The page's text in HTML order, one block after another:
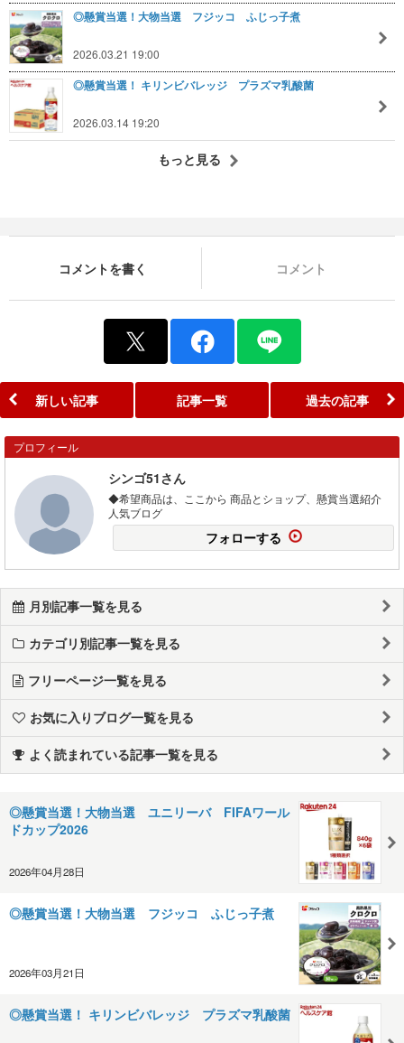
◎懸賞当選！大物当選 フジッコ ふじっ子煮
2026.03.21 19:00
◎懸賞当選！ キリンビバレッジ プラズマ乳酸菌
2026.03.14 19:20
もっと見る
コメントを書く コメント
新しい記事 記事一覧 過去の記事
プロフィール
シンゴ51さん
◆希望商品は、ここから 商品とショップ、懸賞当選紹介
人気ブログ
フォローする
月別記事一覧を見る
カテゴリ別記事一覧を見る
フリーページ一覧を見る
お気に入りブログ一覧を見る
よく読まれている記事一覧を見る
◎懸賞当選！大物当選 ユニリーバ FIFAワール
ドカップ2026
2026年04月28日
◎懸賞当選！大物当選 フジッコ ふじっ子煮
2026年03月21日
◎懸賞当選！ キリンビバレッジ プラズマ乳酸菌